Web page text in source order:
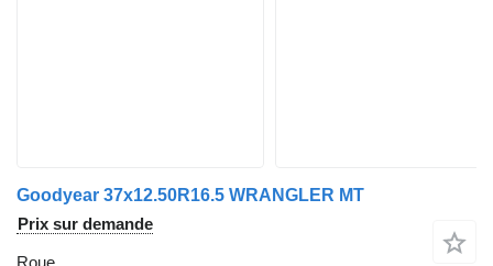
Goodyear 37x12.50R16.5 WRANGLER MT
Prix sur demande